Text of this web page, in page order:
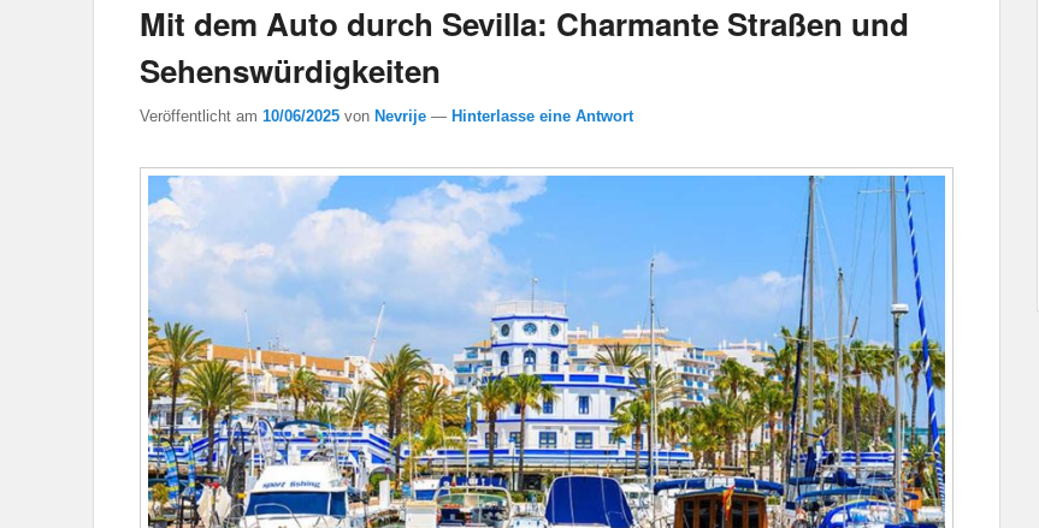
Mit dem Auto durch Sevilla: Charmante Straßen und
Sehenswürdigkeiten
Veröffentlicht am 10/06/2025 von Nevrije — Hinterlasse eine Antwort